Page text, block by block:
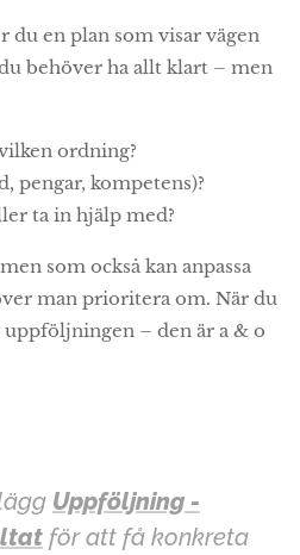
du en plan som visar vägen
behöver ha allt klart – men
ordning?
pengar, kompetens)?
ta in hjälp med?
som också kan anpassa
man prioritera om. När du
– den är a & o
Uppföljning -
för att få konkreta